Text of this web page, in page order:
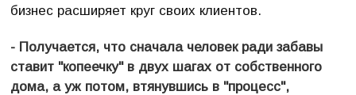
бизнес расширяет круг своих клиентов.
- Получается, что сначала человек ради забавы
ставит "копеечку" в двух шагах от собственного
дома, а уж потом, втянувшись в "процесс",